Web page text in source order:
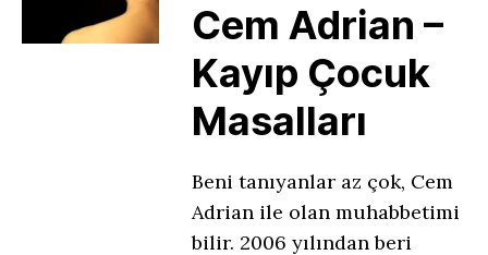
Cem Adrian –
Kayıp Çocuk
Masalları
Beni tanıyanlar az çok, Cem
Adrian ile olan muhabbetimi
bilir. 2006 yılından beri